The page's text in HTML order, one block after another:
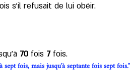
s'il refusait de lui obéir.
70 fois 7 fois.
fois, mais jusqu'à septante fois sept fois."